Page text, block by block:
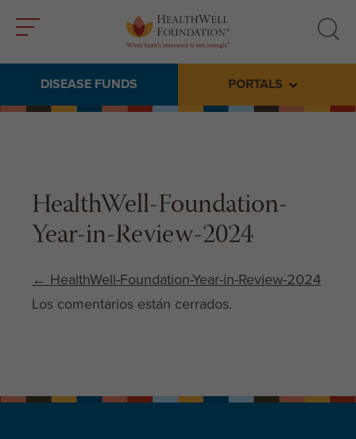
search
DISEASE FUNDS PORTALS Toggle
HealthWell-Foundation-
Year-in-Review-2024
Post navigation
← HealthWell-Foundation-Year-in-Review-2024
Los comentarios están cerrados.